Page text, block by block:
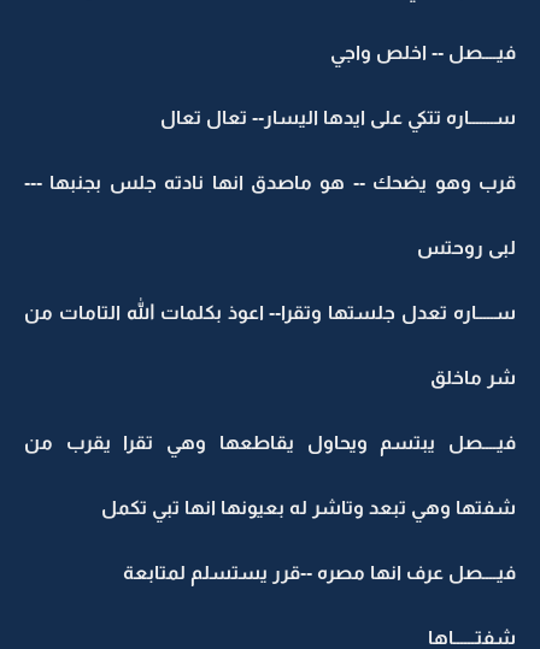
فيــــصل -- اخلص واجي
ســـــــاره تتكي على ايدها اليسار-- تعال تعال
قرب وهو يضحك -- هو ماصدق انها نادته جلس بجنبها ---
لبى روحتس
ســـــاره تعدل جلستها وتقرا-- اعوذ بكلمات الله التامات من
شر ماخلق
فيــــصل يبتسم ويحاول يقاطعها وهي تقرا يقرب من
شفتها وهي تبعد وتاشر له بعيونها انها تبي تكمل
فيــــصل عرف انها مصره --قرر يستسلم لمتابعة
شفتــــــاها